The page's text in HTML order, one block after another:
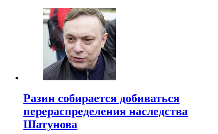
Разин собирается добиваться
перераспределения наследства
Шатунова